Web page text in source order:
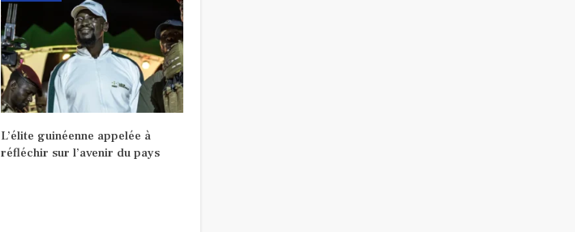
L’élite guinéenne appelée à
réfléchir sur l’avenir du pays